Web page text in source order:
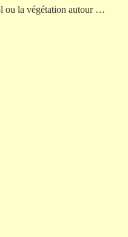
ou la végétation autour …